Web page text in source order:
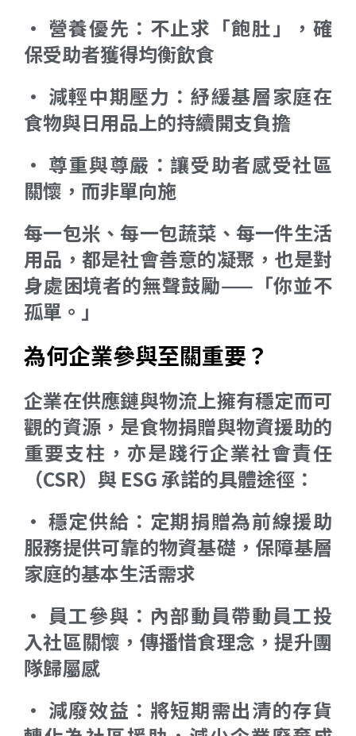
• 營養優先：不止求「飽肚」，確
保受助者獲得均衡飲食
• 減輕中期壓力：紓緩基層家庭在
食物與日用品上的持續開支負擔
• 尊重與尊嚴：讓受助者感受社區
關懷，而非單向施
每一包米、每一包蔬菜、每一件生活
用品，都是社會善意的凝聚，也是對
身處困境者的無聲鼓勵——「你並不
孤單。」
為何企業參與至關重要？
企業在供應鏈與物流上擁有穩定而可
觀的資源，是食物捐贈與物資援助的
重要支柱，亦是踐行企業社會責任
（CSR）與 ESG 承諾的具體途徑：
• 穩定供給：定期捐贈為前線援助
服務提供可靠的物資基礎，保障基層
家庭的基本生活需求
• 員工參與：內部動員帶動員工投
入社區關懷，傳播惜食理念，提升團
隊歸屬感
• 減廢效益：將短期需出清的存貨